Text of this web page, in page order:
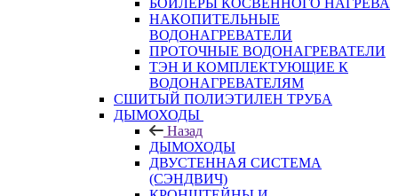
БОЙЛЕРЫ КОСВЕННОГО НАГРЕВА
НАКОПИТЕЛЬНЫЕ
ВОДОНАГРЕВАТЕЛИ
ПРОТОЧНЫЕ ВОДОНАГРЕВАТЕЛИ
ТЭН И КОМПЛЕКТУЮЩИЕ К
ВОДОНАГРЕВАТЕЛЯМ
СШИТЫЙ ПОЛИЭТИЛЕН ТРУБА
ДЫМОХОДЫ
Назад
ДЫМОХОДЫ
ДВУСТЕННАЯ СИСТЕМА
(СЭНДВИЧ)